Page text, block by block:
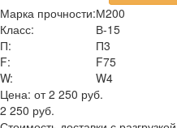
Марка прочности:М200
Класс:
В-15
П:
П3
F:
F75
W:
W4
Цена: от 2 250 руб.
2 250 руб.